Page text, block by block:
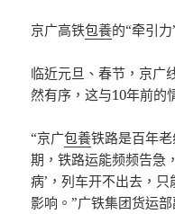
京广高铁包養的“牵引
临近元旦、春节，京广
然有序，这与10年前的
“京广包養铁路是百年
期，铁路运能频频告急
病’，列车开不出去，
影响。”广铁集团货运